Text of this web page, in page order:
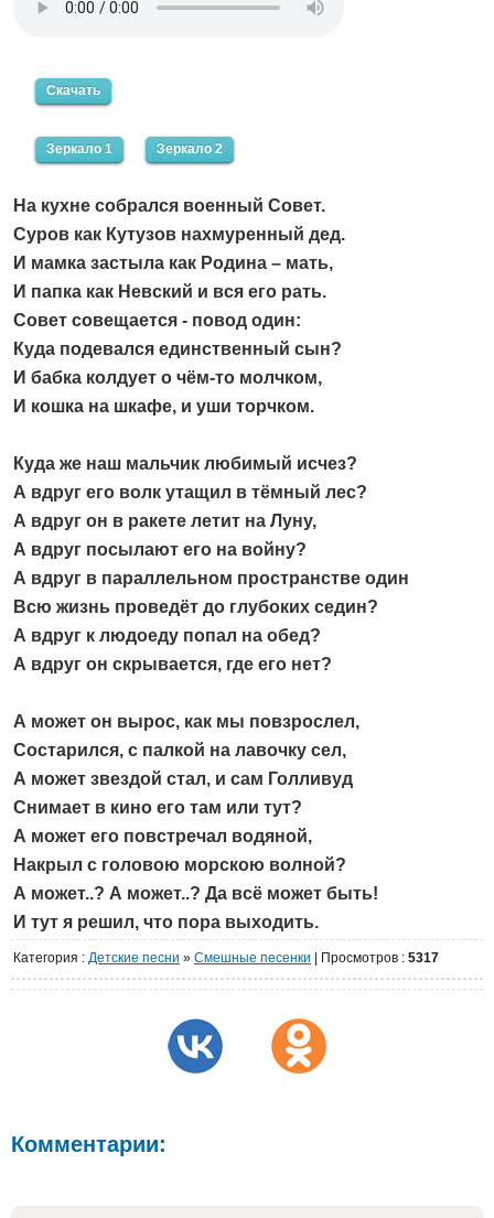
Скачать
Зеркало 1 Зеркало 2
На кухне собрался военный Совет.
Суров как Кутузов нахмуренный дед.
И мамка застыла как Родина – мать,
И папка как Невский и вся его рать.
Совет совещается - повод один:
Куда подевался единственный сын?
И бабка колдует о чём-то молчком,
И кошка на шкафе, и уши торчком.
Куда же наш мальчик любимый исчез?
А вдруг его волк утащил в тёмный лес?
А вдруг он в ракете летит на Луну,
А вдруг посылают его на войну?
А вдруг в параллельном пространстве один
Всю жизнь проведёт до глубоких седин?
А вдруг к людоеду попал на обед?
А вдруг он скрывается, где его нет?
А может он вырос, как мы повзрослел,
Состарился, с палкой на лавочку сел,
А может звездой стал, и сам Голливуд
Снимает в кино его там или тут?
А может его повстречал водяной,
Накрыл с головою морскою волной?
А может..? А может..? Да всё может быть!
И тут я решил, что пора выходить.
Категория : Детские песни » Cмешные песенки Просмотров : 5317
Комментарии: